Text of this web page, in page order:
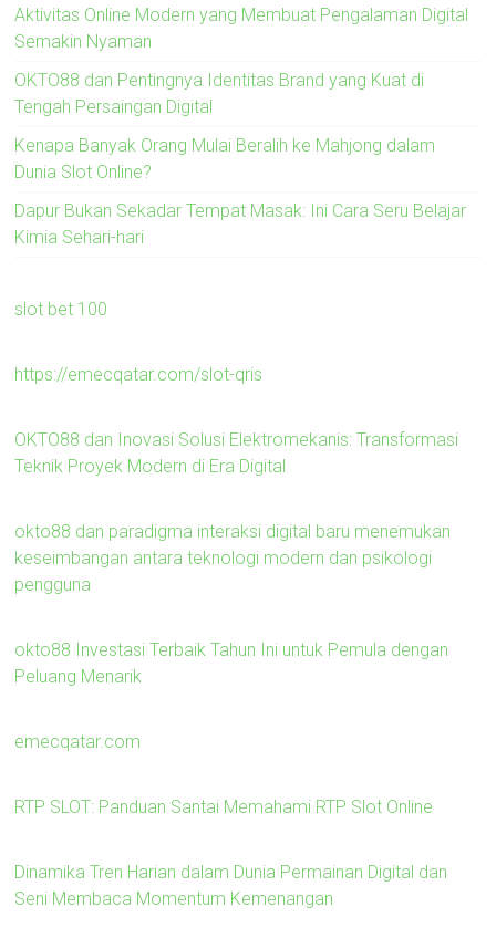
Aktivitas Online Modern yang Membuat Pengalaman Digital
Semakin Nyaman
OKTO88 dan Pentingnya Identitas Brand yang Kuat di
Tengah Persaingan Digital
Kenapa Banyak Orang Mulai Beralih ke Mahjong dalam
Dunia Slot Online?
Dapur Bukan Sekadar Tempat Masak: Ini Cara Seru Belajar
Kimia Sehari-hari
slot bet 100
https://emecqatar.com/slot-qris
OKTO88 dan Inovasi Solusi Elektromekanis: Transformasi
Teknik Proyek Modern di Era Digital
okto88 dan paradigma interaksi digital baru menemukan
keseimbangan antara teknologi modern dan psikologi
pengguna
okto88 Investasi Terbaik Tahun Ini untuk Pemula dengan
Peluang Menarik
emecqatar.com
RTP SLOT: Panduan Santai Memahami RTP Slot Online
Dinamika Tren Harian dalam Dunia Permainan Digital dan
Seni Membaca Momentum Kemenangan